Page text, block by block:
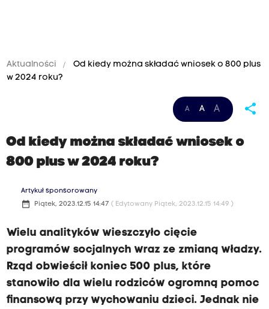
Aktualności
Od kiedy można składać wniosek o 800 plus
w 2024 roku?
A A A share
Od kiedy można składać wniosek o
800 plus w 2024 roku?
Artykuł sponsorowany
date_range Piątek, 2023.12.15 14:47 ( Edytowany Piątek, 2023.12.15 14:49 )
Wielu analityków wieszczyło cięcie
programów socjalnych wraz ze zmianą władzy.
Rząd obwieścił koniec 500 plus, które
stanowiło dla wielu rodziców ogromną pomoc
finansową przy wychowaniu dzieci. Jednak nie